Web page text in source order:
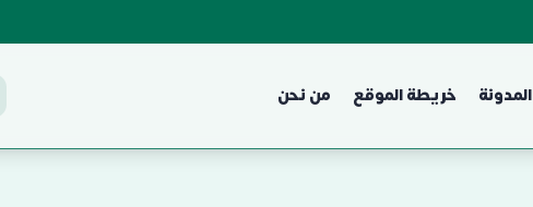
المدونة خريطة الموقع من نحن